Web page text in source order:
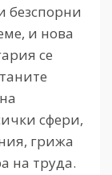
безспорни
и нова
се
сфери,
грижа
на труда.